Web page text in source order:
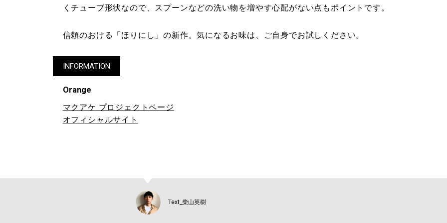
くチューブ形状なので、スプーンなどの洗い物を増やす心配がない点もポイントです。
信頼のおける「ほりにし」の新作。気になるお味は、ご自身でお試しください。
INFORMATION
Orange
マクアケ プロジェクトページ
オフィシャルサイト
Text_柴山英樹